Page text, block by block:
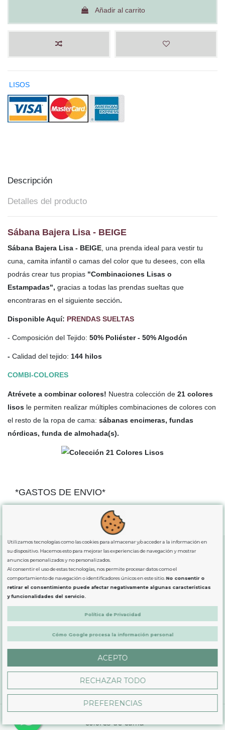
Añadir al carrito
LISOS
Descripción
Detalles del producto
Sábana Bajera Lisa - BEIGE
Sábana Bajera Lisa - BEIGE , una prenda ideal para vestir tu
cuna, camita infantil o camas del color que tu desees, con ella
podrás crear tus propias "Combinaciones Lisas o
Estampadas", gracias a todas las prendas sueltas que
encontraras en el siguiente sección.
Disponible Aquí: PRENDAS SUELTAS
- Composición del Tejido: 50% Poliéster - 50% Algodón
- Calidad del tejido: 144 hilos
COMBI-COLORES
Atrévete a combinar colores! Nuestra colección de 21 colores
lisos le permiten realizar múltiples combinaciones de colores con
el resto de la ropa de cama: sábanas encimeras, fundas
nórdicas, funda de almohada(s).
*GASTOS DE ENVIO*
para compras superiores a 80€
exclusiva para la peninsula.
SOBRE NOSOTROS
LEGAL
PRODUCTOS
Utilizamos tecnologías como las cookies para almacenar y/o acceder a la información en
su dispositivo. Hacemos esto para mejorar las experiencias de navegación y mostrar
anuncios personalizados y no personalizados.
Al consentir el uso de estas tecnologías, nos permite procesar datos como el
comportamiento de navegación o identificadores únicos en este sitio.No consentir o
retirar el consentimiento puede afectar negativamente algunas características
y funcionalidades del servicio.
Política de Privacidad
Cómo Google procesa la información personal
ACEPTO
RECHAZAR TODO
PREFERENCIAS